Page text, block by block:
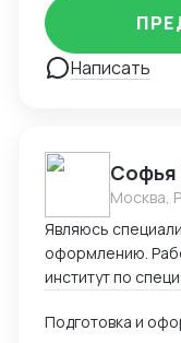
таможенной
избранным
нетарифного
СС, ДС). Расчет
Написать
Софья
Москва,
Являюсь
оформлению.
институт по
работы в двух
и ТЭК АЗИЯ